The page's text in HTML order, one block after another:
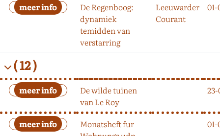
De Regenboog:
dynamiek
temidden van
verstarring
Leeuwarder
Courant
01-
( 12 )
De wilde tuinen
van Le Roy
23-
Monatsheft fur
01-